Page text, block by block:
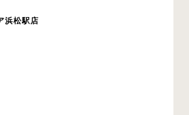
浜松駅店